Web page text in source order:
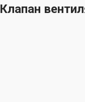
Клапан